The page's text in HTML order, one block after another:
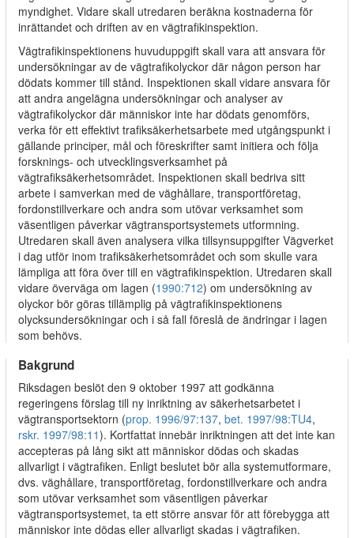
myndighet. Vidare skall utredaren beräkna kostnaderna för
inrättandet och driften av en vägtrafikinspektion.
Vägtrafikinspektionens huvuduppgift skall vara att ansvara för
undersökningar av de vägtrafikolyckor där någon person har
dödats kommer till stånd. Inspektionen skall vidare ansvara för
att andra angelägna undersökningar och analyser av
vägtrafikolyckor där människor inte har dödats genomförs,
verka för ett effektivt trafiksäkerhetsarbete med utgångspunkt i
gällande principer, mål och föreskrifter samt initiera och följa
forsknings- och utvecklingsverksamhet på
vägtrafiksäkerhetsområdet. Inspektionen skall bedriva sitt
arbete i samverkan med de väghållare, transportföretag,
fordonstillverkare och andra som utövar verksamhet som
väsentligen påverkar vägtransportsystemets utformning.
Utredaren skall även analysera vilka tillsynsuppgifter Vägverket
i dag utför inom trafiksäkerhetsområdet och som skulle vara
lämpliga att föra över till en vägtrafikinspektion. Utredaren skall
vidare överväga om lagen (1990:712) om undersökning av
olyckor bör göras tillämplig på vägtrafikinspektionens
olycksundersökningar och i så fall föreslå de ändringar i lagen
som behövs.
Bakgrund
Riksdagen beslöt den 9 oktober 1997 att godkänna
regeringens förslag till ny inriktning av säkerhetsarbetet i
vägtransportsektorn (prop. 1996/97:137, bet. 1997/98:TU4,
rskr. 1997/98:11). Kortfattat innebär inriktningen att det inte kan
accepteras på lång sikt att människor dödas och skadas
allvarligt i vägtrafiken. Enligt beslutet bör alla systemutformare,
dvs. väghållare, transportföretag, fordonstillverkare och andra
som utövar verksamhet som väsentligen påverkar
vägtransportsystemet, ta ett större ansvar för att förebygga att
människor inte dödas eller allvarligt skadas i vägtrafiken.